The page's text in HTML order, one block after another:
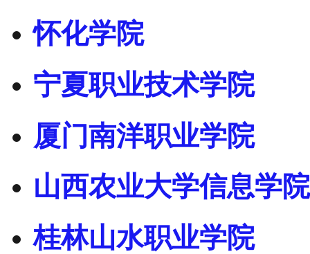
怀化学院
宁夏职业技术学院
厦门南洋职业学院
山西农业大学信息学院
桂林山水职业学院